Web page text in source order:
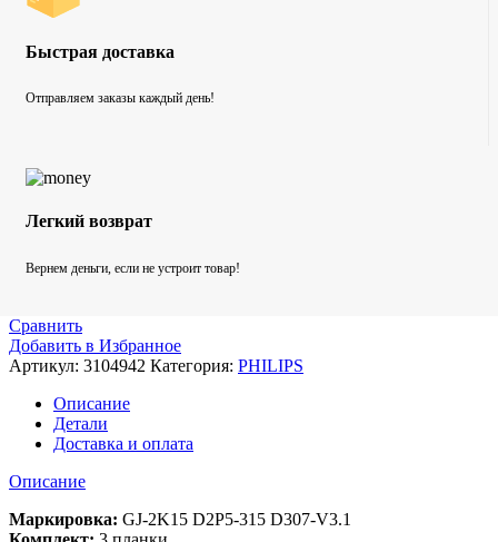
Быстрая доставка
Отправляем заказы каждый день!
Легкий возврат
Вернем деньги, если не устроит товар!
Сравнить
Добавить в Избранное
Артикул: 3104942 Категория: PHILIPS
Описание
Детали
Доставка и оплата
Описание
Маркировка: GJ-2K15 D2P5-315 D307-V3.1